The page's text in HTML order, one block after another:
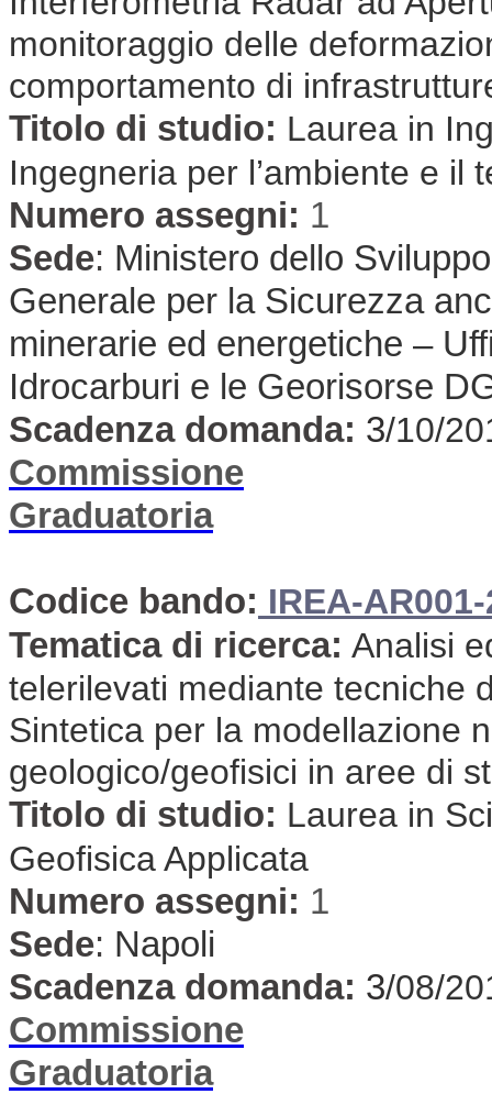
monitoraggio delle
comportamento di
Titolo di studio: Laurea in
Ingegneria per l’ambiente e il
Numero assegni: 1
Sede: Ministero dello
Generale per la Sicurezza
minerarie ed energetiche –
Idrocarburi e le Georisorse
Scadenza domanda: 3/10/
Commissione
Graduatoria
Codice bando: IREA-
Tematica di ricerca: Analisi
telerilevati mediante tecniche
Sintetica per la modellazione
geologico/geofisici in aree di
Titolo di studio: Laurea in
Geofisica Applicata
Numero assegni: 1
Sede: Napoli
Scadenza domanda: 3/08/
Commissione
Graduatoria